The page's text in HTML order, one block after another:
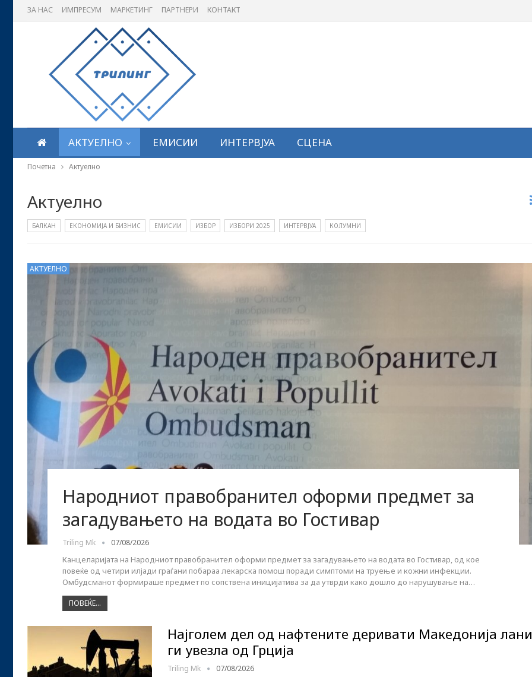
ЗА НАС ИМПРЕСУМ МАРКЕТИНГ ПАРТНЕРИ КОНТАКТ
АКТУЕЛНО ЕМИСИИ ИНТЕРВЈУА СЦЕНА
Почетна Актуелно
Актуелно
БАЛКАН ЕКОНОМИЈА И БИЗНИС ЕМИСИИ ИЗБОР ИЗБОРИ 2025 ИНТЕРВЈУА КОЛУМНИ
АКТУЕЛНО
Народниот правобранител оформи предмет за
загадувањето на водата во Гостивар
Triling Mk 07/08/2026
Канцеларијата на Народниот правобранител оформи предмет за загадувањето на водата во Гостивар, од кое
повеќе од четири илјади граѓани побараа лекарска помош поради симптоми на труење и кожни инфекции.
Омбудсманот формираше предмет по сопствена иницијатива за да утврди како дошло до нарушување на…
ПОВЕЌЕ...
Најголем дел од нафтените деривати Македонија лани
ги увезла од Грција
Triling Mk 07/08/2026